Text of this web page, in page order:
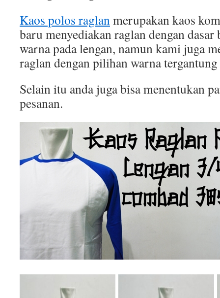
Kaos polos raglan merupakan kaos
baru menyediakan raglan dengan
warna pada lengan, namun kami juga
raglan dengan pilihan warna tergantung
Selain itu anda juga bisa menentukan
pesanan.